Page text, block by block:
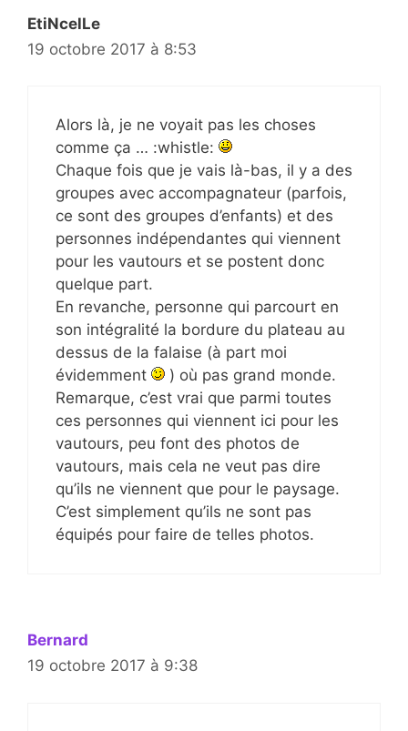
EtiNcelLe
19 octobre 2017 à 8:53
Alors là, je ne voyait pas les choses
comme ça … :whistle:
Chaque fois que je vais là-bas, il y a des
groupes avec accompagnateur (parfois,
ce sont des groupes d’enfants) et des
personnes indépendantes qui viennent
pour les vautours et se postent donc
quelque part.
En revanche, personne qui parcourt en
son intégralité la bordure du plateau au
dessus de la falaise (à part moi
évidemment
) où pas grand monde.
Remarque, c’est vrai que parmi toutes
ces personnes qui viennent ici pour les
vautours, peu font des photos de
vautours, mais cela ne veut pas dire
qu’ils ne viennent que pour le paysage.
C’est simplement qu’ils ne sont pas
équipés pour faire de telles photos.
Bernard
19 octobre 2017 à 9:38